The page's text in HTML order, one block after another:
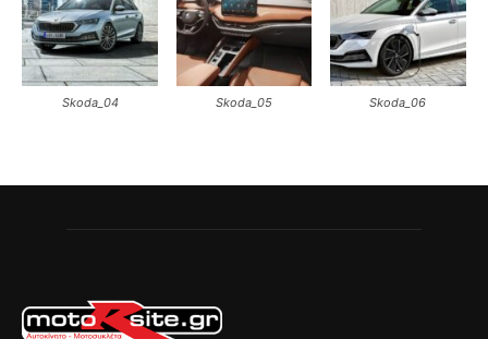
Skoda_04 Skoda_05 Skoda_06